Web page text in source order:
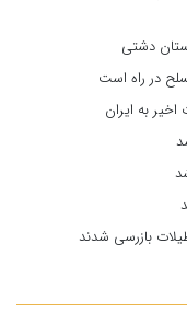
دشتی
در راه است
به ایران
بازرسی شدند